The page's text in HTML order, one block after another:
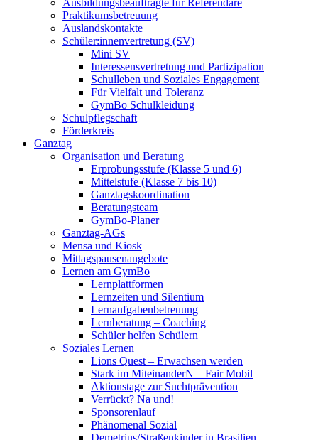
Ausbildungsbeauftragte für Referendare
Praktikumsbetreuung
Auslandskontakte
Schüler:innenvertretung (SV)
Mini SV
Interessensvertretung und Partizipation
Schulleben und Soziales Engagement
Für Vielfalt und Toleranz
GymBo Schulkleidung
Schulpflegschaft
Förderkreis
Ganztag
Organisation und Beratung
Erprobungsstufe (Klasse 5 und 6)
Mittelstufe (Klasse 7 bis 10)
Ganztagskoordination
Beratungsteam
GymBo-Planer
Ganztag-AGs
Mensa und Kiosk
Mittagspausenangebote
Lernen am GymBo
Lernplattformen
Lernzeiten und Silentium
Lernaufgabenbetreuung
Lernberatung – Coaching
Schüler helfen Schülern
Soziales Lernen
Lions Quest – Erwachsen werden
Stark im MiteinanderN – Fair Mobil
Aktionstage zur Suchtprävention
Verrückt? Na und!
Sponsorenlauf
Phänomenal Sozial
Demetrius/Straßenkinder in Brasilien